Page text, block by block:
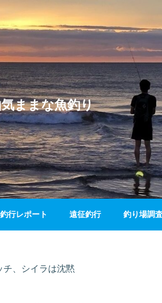
ままな魚釣り
行レポート 遠征釣行 釣り場調
チ、シイラは沈黙